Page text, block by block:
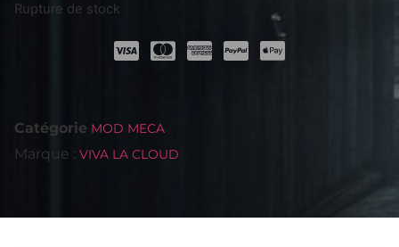
Rupture de stock
Catégorie MOD MECA
Marque : VIVA LA CLOUD